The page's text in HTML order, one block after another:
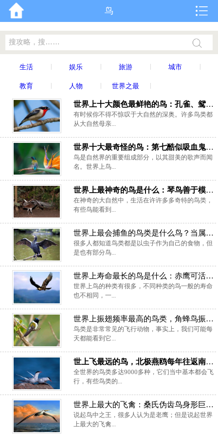
鸟
生活 娱乐 旅游 城市
教育 人物 世界之最
世界上十大颜色最鲜艳的鸟：孔雀、鸳鸯双双上榜
有时候你不得不惊叹于大自然的深奥。许多鸟类都
从大自然母亲...
世界十大最奇怪的鸟：第七酷似吸血鬼，天堂鸟排第一
鸟是自然界的重要组成部分，以其甜美的歌声而闻
名。世界上鸟...
世界上最神奇的鸟是什么：琴鸟善于模仿一切声音，却不会飞！
在神奇的大自然中，生活在许许多多奇特的鸟类，
有些鸟能看到...
世界上最会捕鱼的鸟类是什么鸟？当属鸬鹚捕鱼本领最好
很多人都知道鸟类都是以虫子作为自己的食物，但
是也有部分鸟...
世界上寿命最长的鸟是什么：赤鹰可活达70多年
世界上鸟的种类有很多，不同种类的鸟一般的寿命
也不相同，一...
世界上振翅频率最高的鸟类，角蜂鸟振翅频率为90次/秒
鸟类是非常常见的飞行动物，事实上，我们可能每
天都能看到它...
世上飞最远的鸟，北极燕鸥每年往返南北极一次
全世界的鸟类多达9000多种，它们当中基本都会飞
行，有些鸟类的...
世界上最大的飞禽：桑氏伪齿鸟身形巨大，翼展达7.3米
说起鸟中之王，很多人认为是老鹰；但是说起世界
上最大的飞禽...